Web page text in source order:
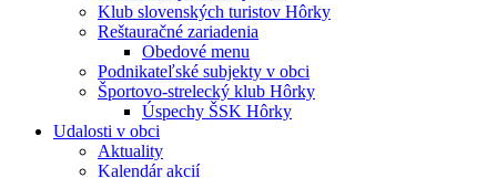
Klub slovenských turistov Hôrky
Reštauračné zariadenia
Obedové menu
Podnikateľské subjekty v obci
Športovo-strelecký klub Hôrky
Úspechy ŠSK Hôrky
Udalosti v obci
Aktuality
Kalendár akcií